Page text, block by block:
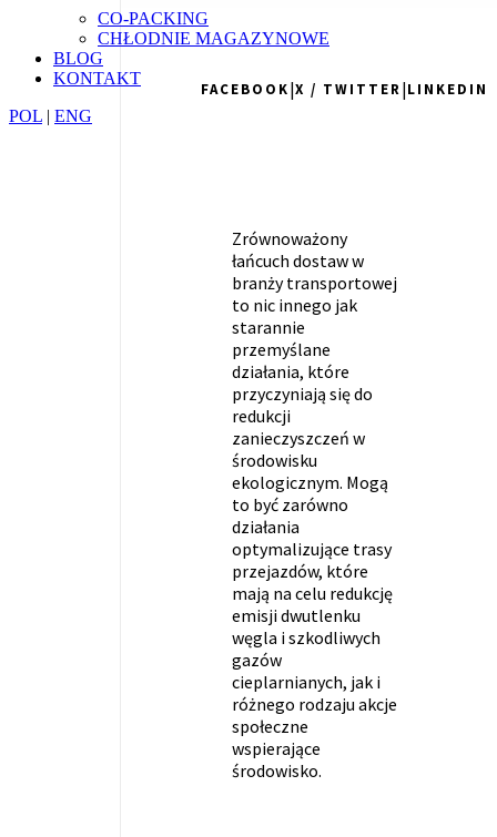
CO-PACKING
CHŁODNIE MAGAZYNOWE
BLOG
KONTAKT
POL | ENG
FACEBOOK|X / TWITTER|LINKEDIN
Zrównoważony
łańcuch dostaw w
branży transportowej
to nic innego jak
starannie
przemyślane
działania, które
przyczyniają się do
redukcji
zanieczyszczeń w
środowisku
ekologicznym. Mogą
to być zarówno
działania
optymalizujące trasy
przejazdów, które
mają na celu redukcję
emisji dwutlenku
węgla i szkodliwych
gazów
cieplarnianych, jak i
różnego rodzaju akcje
społeczne
wspierające
środowisko.